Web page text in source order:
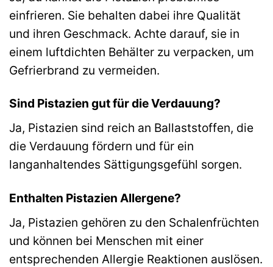
einfrieren. Sie behalten dabei ihre Qualität
und ihren Geschmack. Achte darauf, sie in
einem luftdichten Behälter zu verpacken, um
Gefrierbrand zu vermeiden.
Sind Pistazien gut für die Verdauung?
Ja, Pistazien sind reich an Ballaststoffen, die
die Verdauung fördern und für ein
langanhaltendes Sättigungsgefühl sorgen.
Enthalten Pistazien Allergene?
Ja, Pistazien gehören zu den Schalenfrüchten
und können bei Menschen mit einer
entsprechenden Allergie Reaktionen auslösen.